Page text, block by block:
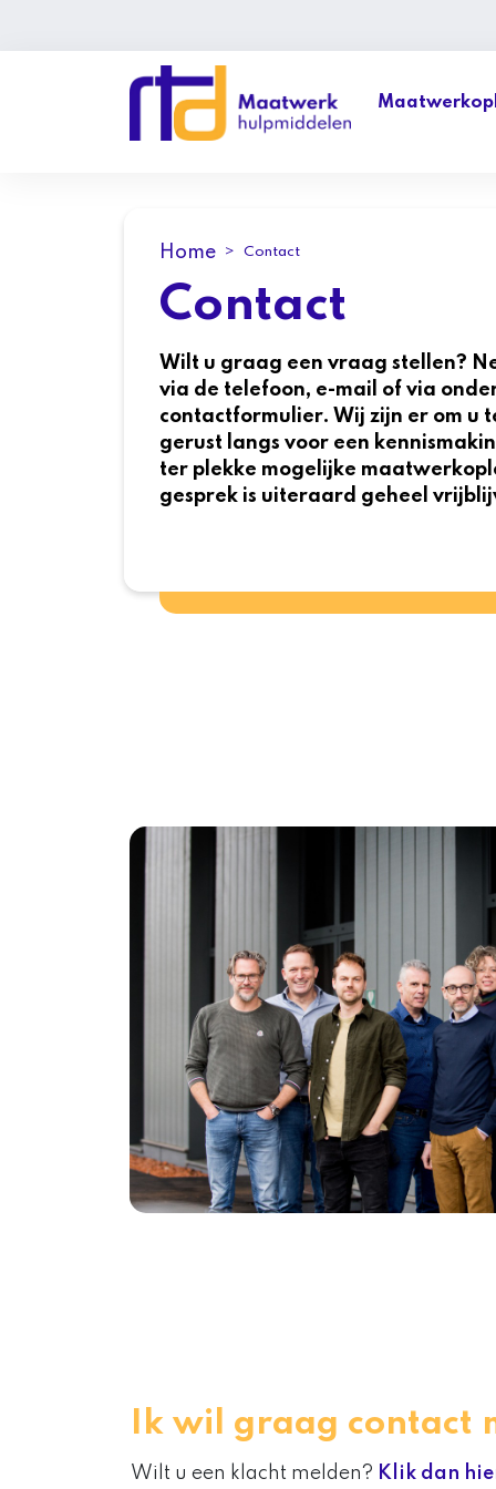
Home Contact
Contact
Wilt u graag een vraag stellen?
via de telefoon, e-mail of via
contactformulier. Wij zijn er om u
gerust langs voor een
ter plekke mogelijke
gesprek is uiteraard geheel
Ik wil graag contact
Wilt u een klacht melden? Klik dan